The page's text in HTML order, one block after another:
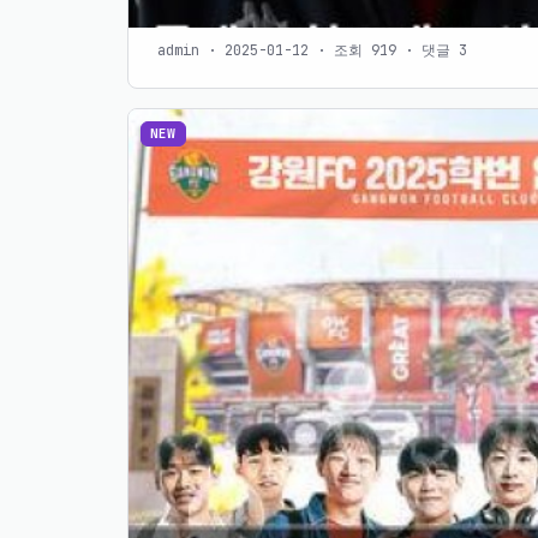
admin · 2025-01-12 · 조회 919 · 댓글 3
NEW